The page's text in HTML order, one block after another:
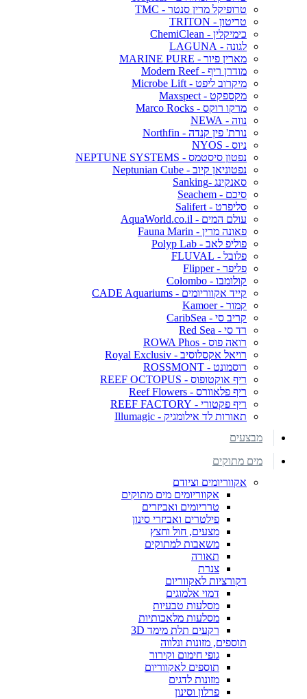
טרופיקל מרין סנטר - TMC
טריטון - TRITON
כימיקלין - ChemiClean
לגונה - LAGUNA
מארין פיור - MARINE PURE
מודרן ריף - Modern Reef
מיקרוב ליפט - Microbe Lift
מקספקט - Maxspect
מרקו רוקס - Marco Rocks
נווה - NEWA
נורת' פין קנדה - Northfin
ניוס - NYOS
נפטון סיסטמס - NEPTUNE SYSTEMS
נפטוניאן קיוב - Neptunian Cube
סאנקינג -Sanking
סיכם - Seachem
סליפרט - Salifert
עולם המים - AquaWorld.co.il
פאונה מרין - Fauna Marin
פוליפ לאב - Polyp Lab
פלובל - FLUVAL
פליפר - Flipper
קולומבו - Colombo
קייד אקווריומים - CADE Aquariums
קמור - Kamoer
קריב סי - CaribSea
רד סי - Red Sea
רואה פוס - ROWA Phos
רויאל אקסלוסיב - Royal Exclusiv
רוסמונט - ROSSMONT
ריף אוקטופוס - REEF OCTOPUS
ריף פלאוורס - Reef Flowers
ריף פקטורי - REEF FACTORY
תאורות לד אילומגיק - Illumagic
מבצעים
מים מתוקים
אקווריומים וציודם
אקווריומים מים מתוקים
טרריומים ואביזרים
פילטרים ואביזרי סינון
מצעים, חול וחצץ
משאבות למתוקים
תאורה
צנרת
דקורציות לאקווריום
דמוי אלמוגים
מסלעות טבעיות
מסלעות מלאכותיות
רקעים תלת מימד 3D
תוספים, מזונות ונלווה
גופי חימום וקירור
תוספים לאקווריום
מזונות לדגים
פרלון וסינון